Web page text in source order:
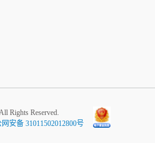
Rights Reserved.
安备 31011502012800号